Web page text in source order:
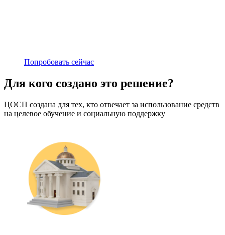
Попробовать сейчас
Для кого создано это решение?
ЦОСП создана для тех, кто отвечает за использование средств
на целевое обучение и социальную поддержку